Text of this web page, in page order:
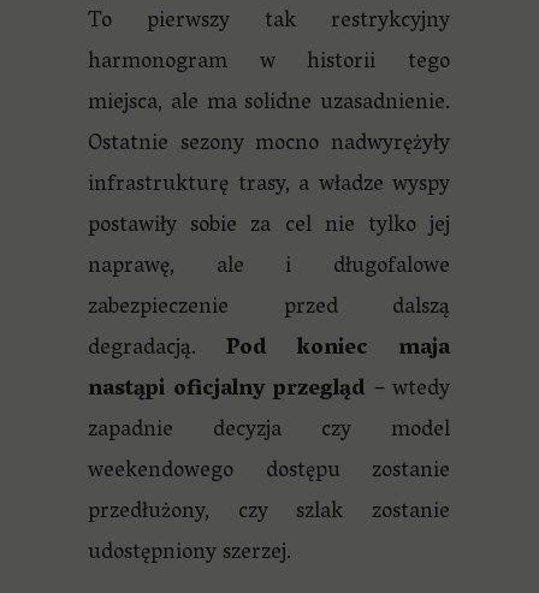
To pierwszy tak restrykcyjny
harmonogram w historii tego
miejsca, ale ma solidne uzasadnienie.
Ostatnie sezony mocno nadwyrężyły
infrastrukturę trasy, a władze wyspy
postawiły sobie za cel nie tylko jej
naprawę, ale i długofalowe
zabezpieczenie przed dalszą
degradacją. Pod koniec maja
nastąpi oficjalny przegląd – wtedy
zapadnie decyzja czy model
weekendowego dostępu zostanie
przedłużony, czy szlak zostanie
udostępniony szerzej.